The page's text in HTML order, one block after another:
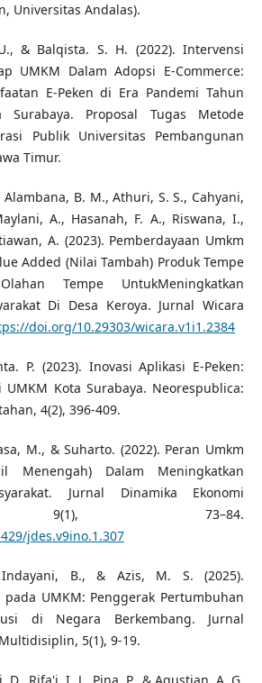
Universitas Andalas).
& Balqista. S. H. (2022). Intervensi
UMKM Dalam Adopsi E-Commerce:
E-Peken di Era Pandemi Tahun
Surabaya. Proposal Tugas Metode
Publik Universitas Pembangunan
Timur.
Alambana, B. M., Athuri, S. S., Cahyani,
A., Hasanah, F. A., Riswana, I.,
A. (2023). Pemberdayaan Umkm
Added (Nilai Tambah) Produk Tempe
Tempe UntukMeningkatkan
Di Desa Keroya. Jurnal Wicara
doi.org/10.29303/wicara.v1i1.2384
P. (2023). Inovasi Aplikasi E-Peken:
UMKM Kota Surabaya. Neorespublica:
4(2), 396-409.
M., & Suharto. (2022). Peran Umkm
Menengah) Dalam Meningkatkan
Jurnal Dinamika Ekonomi
9(1), 73–84.
jdes.v9ino.1.307
B., & Azis, M. S. (2025).
UMKM: Penggerak Pertumbuhan
di Negara Berkembang. Jurnal
5(1), 9-19.